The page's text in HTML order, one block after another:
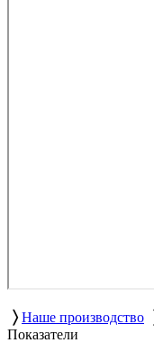
〉 Наше производство
Показатели